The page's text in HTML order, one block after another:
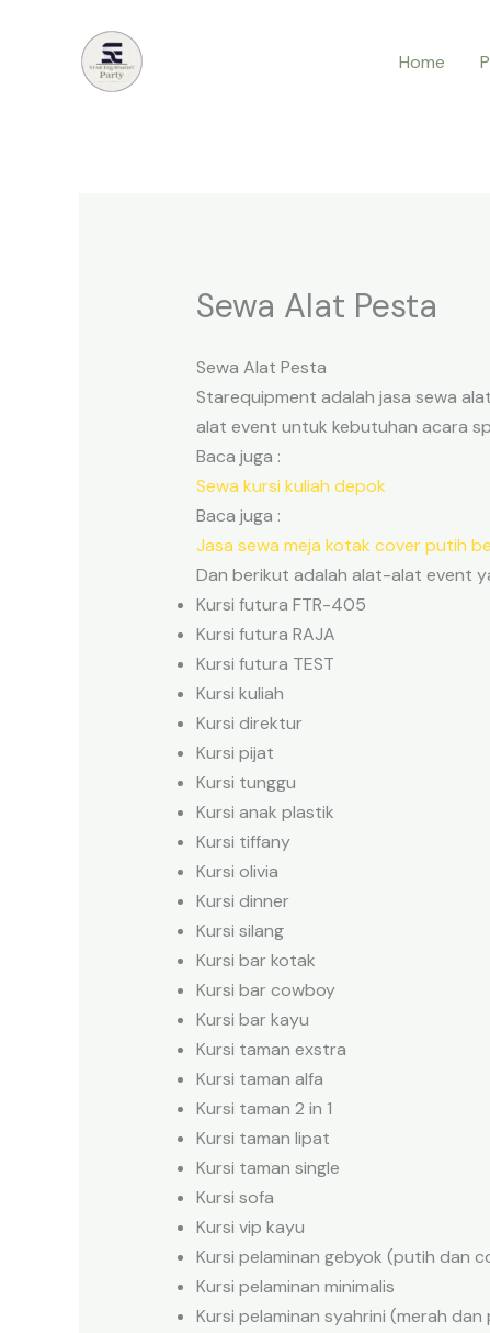
Home
Sewa Alat Pesta
Sewa Alat Pesta
Starequipment adalah jasa sewa
alat event untuk kebutuhan acara
Baca juga :
Sewa kursi kuliah depok
Baca juga :
Jasa sewa meja kotak cover putih
Dan berikut adalah alat-alat event
Kursi futura FTR-405
Kursi futura RAJA
Kursi futura TEST
Kursi kuliah
Kursi direktur
Kursi pijat
Kursi tunggu
Kursi anak plastik
Kursi tiffany
Kursi olivia
Kursi dinner
Kursi silang
Kursi bar kotak
Kursi bar cowboy
Kursi bar kayu
Kursi taman exstra
Kursi taman alfa
Kursi taman 2 in 1
Kursi taman lipat
Kursi taman single
Kursi sofa
Kursi vip kayu
Kursi pelaminan gebyok (putih dan
Kursi pelaminan minimalis
Kursi pelaminan syahrini (merah dan